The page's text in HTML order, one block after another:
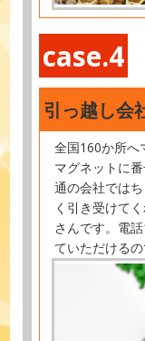
case.4
引っ越し会
全国160か所へ
マグネットに
通の会社では
く引き受けて
さんです。電
ていただけるの